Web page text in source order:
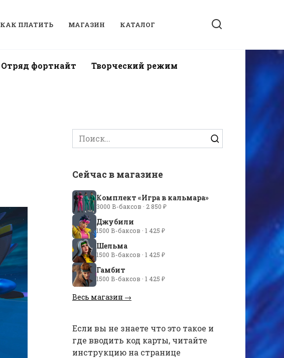
КАК ПЛАТИТЬ МАГАЗИН КАТАЛОГ
Отряд фортнайт Творческий режим
Search
for:
Сейчас в магазине
Комплект «Игра в кальмара»
3000 В-баксов · 2 850 ₽
Джубили
1500 В-баксов · 1 425 ₽
Шельма
1500 В-баксов · 1 425 ₽
Гамбит
1500 В-баксов · 1 425 ₽
Весь магазин →
Если вы не знаете что это такое и
где вводить код карты, читайте
инструкцию на странице